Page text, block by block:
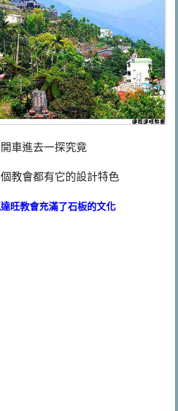
開車進去一探究竟
教會都有它的設計特色
旺教會充滿了石板的文化